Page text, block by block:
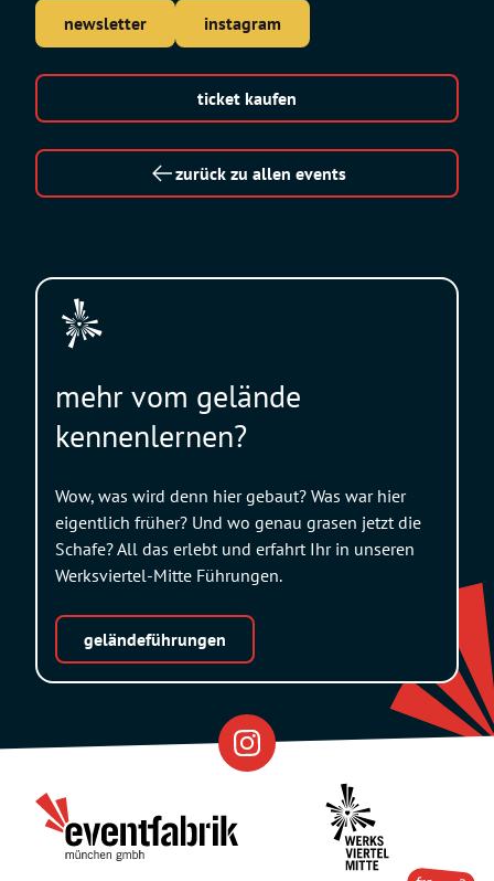
newsletter instagram
ticket kaufen
zurück zu allen events
Partner
mehr vom gelände
kennenlernen?
Wow, was wird denn hier gebaut? Was war hier
eigentlich früher? Und wo genau grasen jetzt die
Schafe? All das erlebt und erfahrt Ihr in unseren
Werksviertel-Mitte Führungen.
geländeführungen